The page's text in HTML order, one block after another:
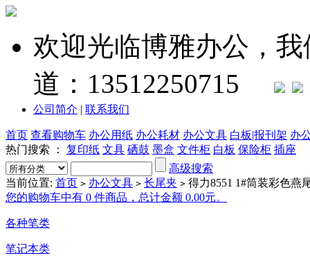
欢迎光临博雅办公，
道：13512250715
公司简介 | 联系我们
首页 查看购物车 办公用纸 办公耗材 办公文具 白板|报刊架 办
热门搜索 ： 复印纸 文具 硒鼓 墨盒 文件柜 白板 保险柜 插座
高级搜索
当前位置: 首页 > 办公文具 > 长尾夹 > 得力8551 1#筒装彩色燕
您的购物车中有 0 件商品，总计金额 0.00元。
各种笔类
笔记本类